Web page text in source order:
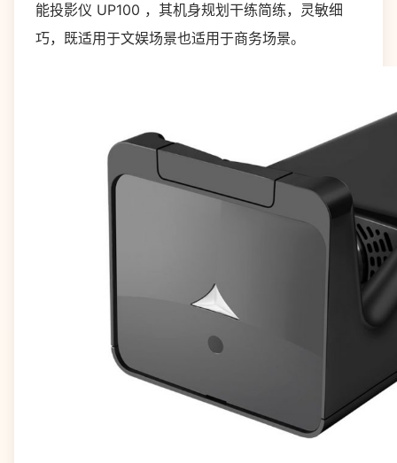
能投影仪 UP100 ，其机身规划干练简练，灵敏细
巧，既适用于文娱场景也适用于商务场景。